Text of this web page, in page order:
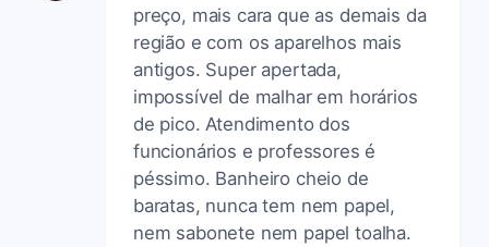
preço, mais cara que as demais da
região e com os aparelhos mais
antigos. Super apertada,
impossível de malhar em horários
de pico. Atendimento dos
funcionários e professores é
péssimo. Banheiro cheio de
baratas, nunca tem nem papel,
nem sabonete nem papel toalha.